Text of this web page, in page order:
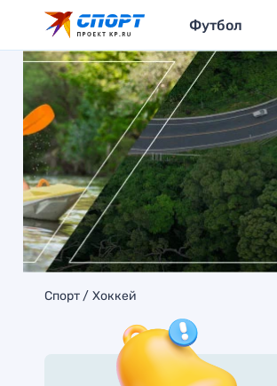
Футбол
Спорт Хоккей